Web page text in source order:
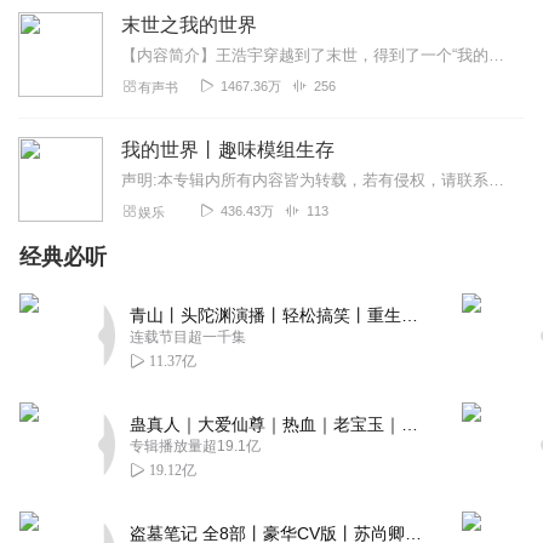
末世之我的世界
【内容简介】王浩宇穿越到了末世，得到了一个“我的世界”系统。这里不但能改造房屋建筑，还能兑换物品。在现实与末世中不断穿梭和奋斗，打造一片属于自己的天堂。“你好，...
有声书 1467.36万 256
我的世界丨趣味模组生存
声明:本专辑内所有内容皆为转载，若有侵权，请联系删除。———————————————————欢迎收听、订阅、月票、点赞、评论，感谢您的支持！如果喜欢本专辑，就去...
娱乐 436.43万 113
经典必听
连载节目超一千集
11.37亿
专辑播放量超19.1亿
19.12亿